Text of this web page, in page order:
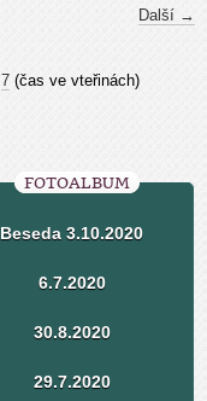
Další →
7 (čas ve vteřinách)
FOTOALBUM
Beseda 3.10.2020
6.7.2020
30.8.2020
29.7.2020